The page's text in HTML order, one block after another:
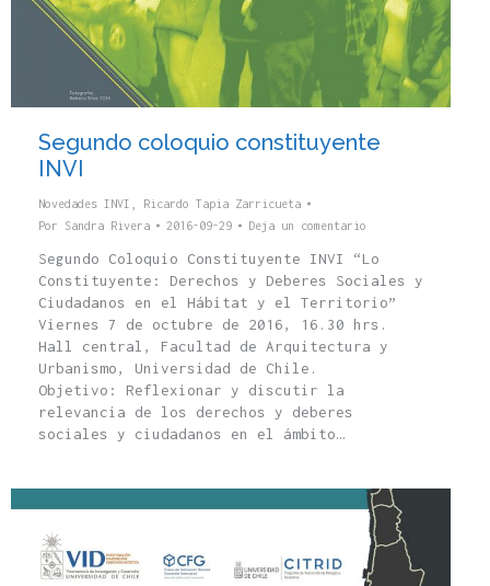
Segundo coloquio constituyente
INVI
Novedades INVI
Ricardo Tapia Zarricueta
Por Sandra Rivera 2016-09-29 Deja un comentario
Segundo Coloquio Constituyente INVI “Lo
Constituyente: Derechos y Deberes Sociales y
Ciudadanos en el Hábitat y el Territorio”
Viernes 7 de octubre de 2016, 16.30 hrs.
Hall central, Facultad de Arquitectura y
Urbanismo, Universidad de Chile.
Objetivo: Reflexionar y discutir la
relevancia de los derechos y deberes
sociales y ciudadanos en el ámbito…